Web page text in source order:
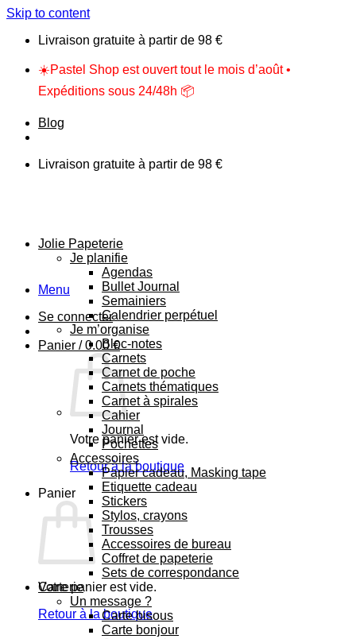
Skip to content
Livraison gratuite à partir de 98 €
☀️Pastel Shop est ouvert tout le mois d’août •
Expéditions sous 24/48h 📦
Blog
Livraison gratuite à partir de 98 €
Menu
Se connecter
Panier /0.00€
Votre panier est vide.
Retour à la boutique
Panier
Votre panier est vide.
Retour à la boutique
Jolie Papeterie
Je planifie
Agendas
Bullet Journal
Semainiers
Calendrier perpétuel
Je m’organise
Bloc-notes
Carnets
Carnet de poche
Carnets thématiques
Carnet à spirales
Cahier
Journal
Pochettes
Accessoires
Papier cadeau, Masking tape
Etiquette cadeau
Stickers
Stylos, crayons
Trousses
Accessoires de bureau
Coffret de papeterie
Sets de correspondance
Carterie
Un message ?
Carte bisous
Carte bonjour